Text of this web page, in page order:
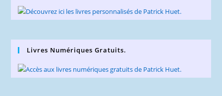
Livres Numériques Gratuits.